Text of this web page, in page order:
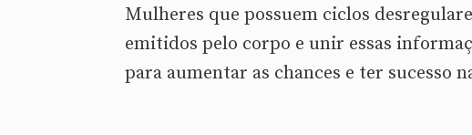
Mulheres que possuem ciclos
emitidos pelo corpo e unir essas
para aumentar as chances e ter sucesso